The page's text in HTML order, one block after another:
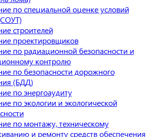
по специальной оценке условий
строителей
проектировщиков
по радиационной безопасности и
контролю
по безопасности дорожного
(БДД)
по энергоаудиту
по экологии и экологической
по монтажу, техническому
и ремонту средств обеспечения